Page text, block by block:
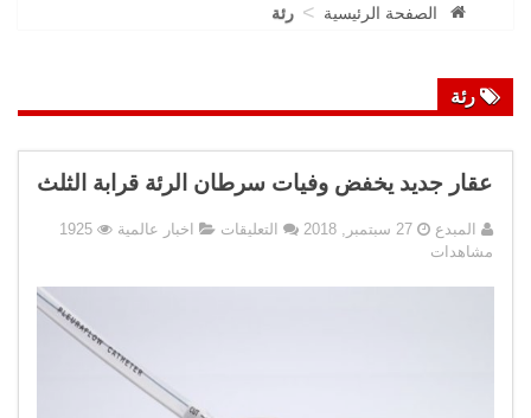
الصفحة الرئيسية > رئة
رئة
عقار جديد يخفض وفيات سرطان الرئة قرابة الثلث
المبدع 27 سبتمبر, 2018 التعليقات على
الثلث
اخبار عالمية
1925
مشاهدات